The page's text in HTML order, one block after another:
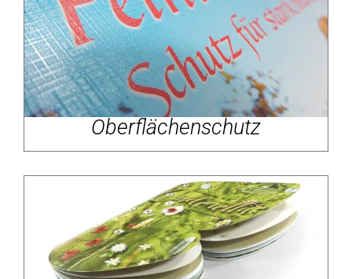
Oberflächenschutz